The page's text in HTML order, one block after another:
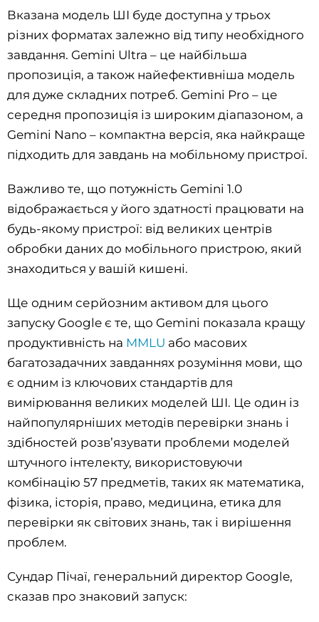
Вказана модель ШІ буде доступна у трьох
різних форматах залежно від типу необхідного
завдання. Gemini Ultra – це найбільша
пропозиція, а також найефективніша модель
для дуже складних потреб. Gemini Pro – це
середня пропозиція із широким діапазоном, а
Gemini Nano – компактна версія, яка найкраще
підходить для завдань на мобільному пристрої.
Важливо те, що потужність Gemini 1.0
відображається у його здатності працювати на
будь-якому пристрої: від великих центрів
обробки даних до мобільного пристрою, який
знаходиться у вашій кишені.
Ще одним серйозним активом для цього
запуску Google є те, що Gemini показала кращу
продуктивність на MMLU або масових
багатозадачних завданнях розуміння мови, що
є одним із ключових стандартів для
вимірювання великих моделей ШІ. Це один із
найпопулярніших методів перевірки знань і
здібностей розв’язувати проблеми моделей
штучного інтелекту, використовуючи
комбінацію 57 предметів, таких як математика,
фізика, історія, право, медицина, етика для
перевірки як світових знань, так і вирішення
проблем.
Сундар Пічаї, генеральний директор Google,
сказав про знаковий запуск: